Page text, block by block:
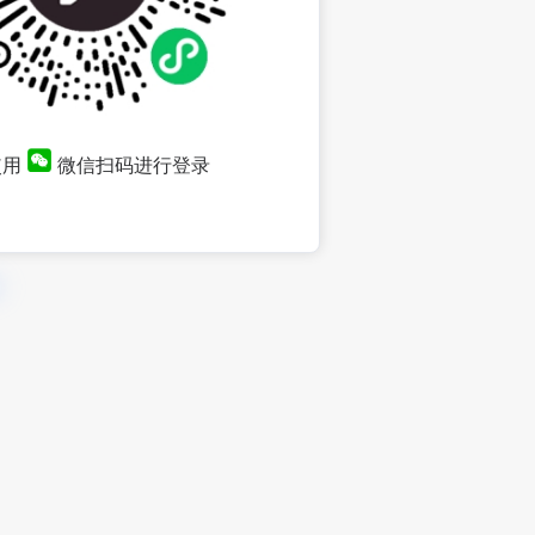
微信扫码进行登录